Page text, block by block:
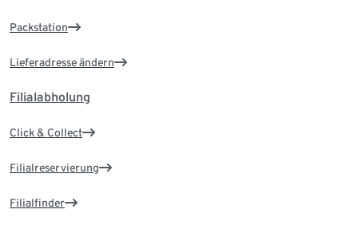
Packstation
Lieferadresse ändern
Filialabholung
Click & Collect
Filialreservierung
Filialfinder